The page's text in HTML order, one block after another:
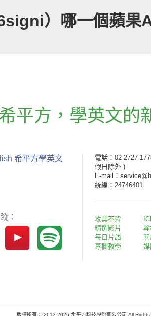
）哪一個蘋
平方 ， 學英文的
希平方學英文
：
電話：02-2727-
假日除外 )
E-mail：
統編：24746401
攻其不背
精選影片
每日片語
專欄教學
版權所有 © 2013-2026 希平方科技股份有限公司 All Rights